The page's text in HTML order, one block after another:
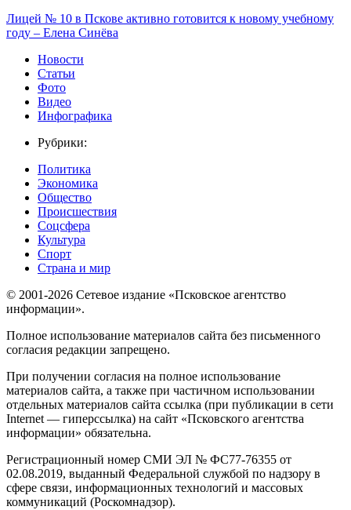
Лицей № 10 в Пскове активно готовится к новому учебному
году – Елена Синёва
Новости
Статьи
Фото
Видео
Инфографика
Рубрики:
Политика
Экономика
Общество
Происшествия
Соцсфера
Культура
Спорт
Страна и мир
© 2001-2026 Сетевое издание «Псковское агентство
информации».
Полное использование материалов сайта без письменного
согласия редакции запрещено.
При получении согласия на полное использование
материалов сайта, а также при частичном использовании
отдельных материалов сайта ссылка (при публикации в сети
Internet — гиперссылка) на сайт «Псковского агентства
информации» обязательна.
Регистрационный номер СМИ ЭЛ № ФС77-76355 от
02.08.2019, выданный Федеральной службой по надзору в
сфере связи, информационных технологий и массовых
коммуникаций (Роскомнадзор).